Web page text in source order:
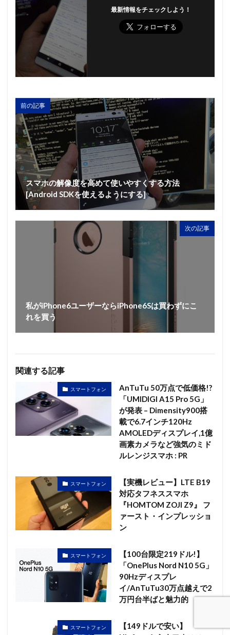
最新情報をチェックしよう！
前の記事
スマホの解像度を高めて使いやすくする方法
[Android SDKを使えるようにする]
次の記事
私がiPhone6ユーザーならiPhone6Sは買わずにこ
れを買う
関連する記事
スマートフォン
AnTuTu 50万点で低価格!?
「UMIDIGI A15 Pro 5G」
が発表 – Dimensity900搭
載で6.7インチ120Hz
AMOLEDディスプレイ,1億
画素カメラなど強気のミド
ルレンジスマホ : PR
スマートフォン
【実機レビュー】LTE B19
対応タフネススマホ
『HOMTOM ZOJI Z9』 フ
ァースト・インプレッショ
ン
スマートフォン
【100台限定219ドル!】
「OnePlus Nord N10 5G」
90Hzディスプレ
イ/AnTuTu30万点越えで2
万円台半ばと魅力的
スマートフォン
【149ドルで安い】